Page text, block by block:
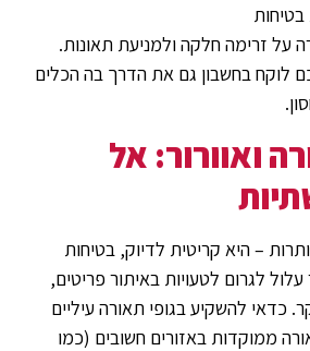
על זרימה חלקה ולמניעת תאונות.
לוקח בחשבון גם את הדרך בה הכלים
ואוורור: אל
– היא קריטית לדיוק, בטיחות
לגרום לטעויות באיתור פריטים,
כדאי להשקיע בגופי תאורה עיליים
ממוקדות באזורים חשובים (כמו